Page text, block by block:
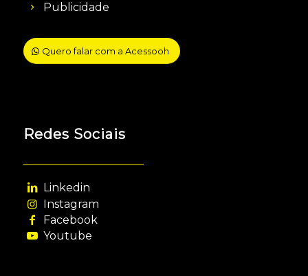
Publicidade
Quero falar com a Acessooh
Redes Sociais
Linkedin
Instagram
Facebook
Youtube